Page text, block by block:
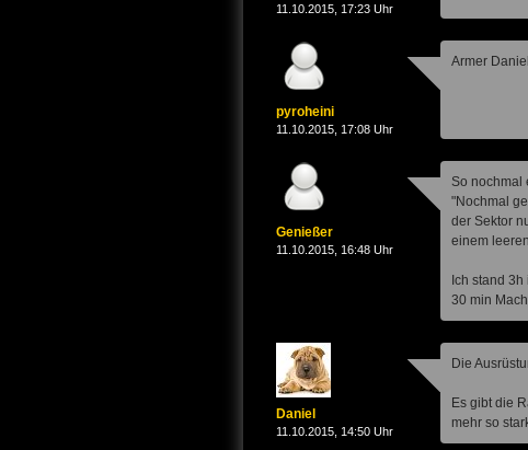
11.10.2015, 17:23 Uhr
pyroheini
11.10.2015, 17:08 Uhr
Armer
Genießer
11.10.2015, 16:48 Uhr
So nochmal
"Nochmal
der Sektor
einem
Ich stand
30 min
Daniel
11.10.2015, 14:50 Uhr
Die
Es gibt die
mehr so